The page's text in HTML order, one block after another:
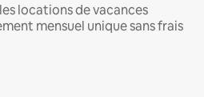
locations de vacances
mensuel unique sans frais